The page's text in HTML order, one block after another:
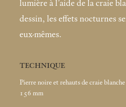
lumière à l’aide de la craie
dessin, les effets nocturnes
eux-mêmes.
TECHNIQUE
Pierre noire et rehauts de craie
156 mm